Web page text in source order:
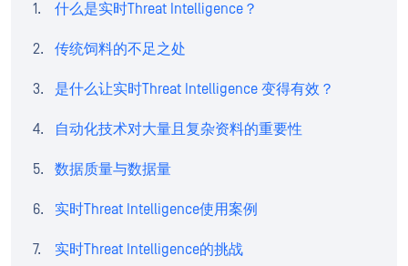
什么是实时Threat Intelligence？
传统饲料的不足之处
是什么让实时Threat Intelligence 变得有效？
自动化技术对大量且复杂资料的重要性
数据质量与数据量
实时Threat Intelligence使用案例
实时Threat Intelligence的挑战